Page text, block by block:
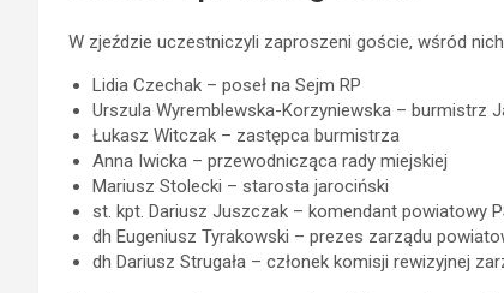
W zjeździe uczestniczyli zaproszeni goście, wśród
Lidia Czechak – poseł na Sejm RP
Urszula Wyremblewska-Korzyniewska – burmistrz
Łukasz Witczak – zastępca burmistrza
Anna Iwicka – przewodnicząca rady miejskiej
Mariusz Stolecki – starosta jarociński
st. kpt. Dariusz Juszczak – komendant powiatowy
dh Eugeniusz Tyrakowski – prezes zarządu
dh Dariusz Strugała – członek komisji rewizyjnej